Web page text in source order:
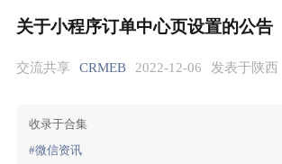
关于小程序订单中心页设置的公告
交流共享 CRMEB 2022-12-06 发表于陕西
收录于合集
#微信资讯